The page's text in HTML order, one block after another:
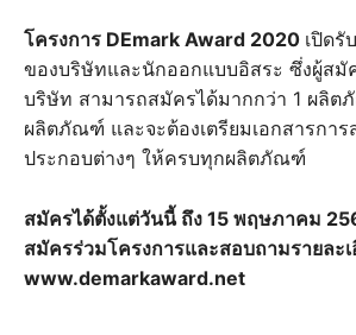
โครงการ DEmark Award 2020 เปิดรั
ของบริษัทและนักออกแบบอิสระ ซึ่งผู้สมั
บริษัท สามารถสมัครได้มากกว่า 1 ผลิต
ผลิตภัณฑ์ และจะต้องเตรียมเอกสารการ
ประกอบต่างๆ ให้ครบทุกผลิตภัณฑ์
สมัครได้ตั้งแต่วันนี้ ถึง 15 พฤษภาคม
สมัครร่วมโครงการและสอบถามรายละ
www.demarkaward.net